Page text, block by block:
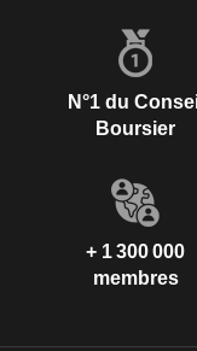
N°1 du
Boursier
+ 1 300 000
membres